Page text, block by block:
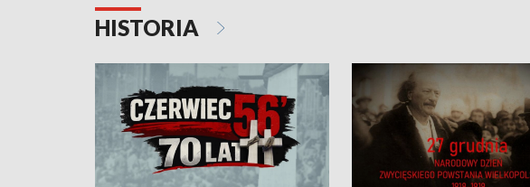
HISTORIA